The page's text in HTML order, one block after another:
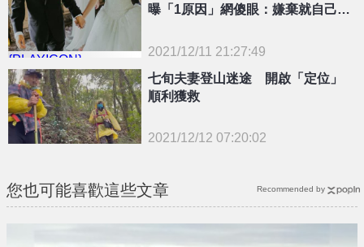
{PLAYICON}
曝「1原因」網傻眼：嫌棄就自己去
2021/12/11 21:27:49
七旬夫妻登山迷途 開啟「定位」
順利獲救
2021/12/12 07:20:02
您也可能喜歡這些文章 Recommended by